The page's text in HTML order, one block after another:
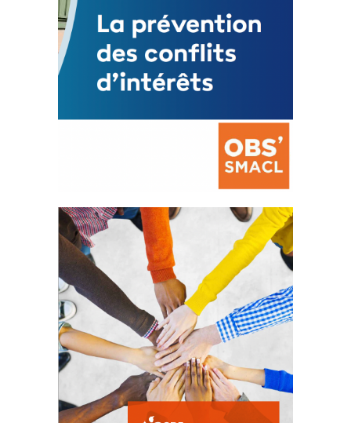
La prévention des conflits
d’intérêts
18 septembre 2023
FEUILLETER